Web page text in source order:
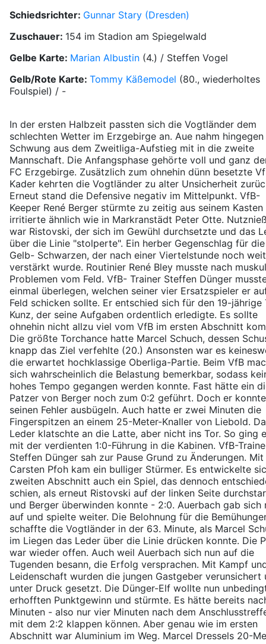
Schiedsrichter: Gunnar Stary (Dresden)
Zuschauer: 154 im Stadion am Spiegelwald
Gelbe Karte: Marian Albustin (4.) / Steffen Vogel
Gelb/Rote Karte: Tommy Käßemodel (80., wiederholtes
Foulspiel) / -
In der ersten Halbzeit passten sich die Vogtländer dem
schlechten Wetter im Erzgebirge an. Aue nahm
Schwung aus dem Zweitliga-Aufstieg mit in die zweite
Mannschaft. Die Anfangsphase gehörte voll und ganz
FC Erzgebirge. Zusätzlich zum ohnehin dünn besetzte
Kader kehrten die Vogtländer zu alter Unsicherheit
Erneut stand die Defensive negativ im Mittelpunkt. VfB-
Keeper René Berger stürmte zu zeitig aus seinem Kasten
irritierte ähnlich wie in Markranstädt Peter Otte.
war Ristovski, der sich im Gewühl durchsetzte und das
über die Linie "stolperte". Ein herber Gegenschlag für die
Gelb- Schwarzen, der nach einer Viertelstunde noch
verstärkt wurde. Routinier René Bley musste nach
Problemen vom Feld. VfB- Trainer Steffen Dünger
einmal überlegen, welchen seiner vier Ersatzspieler er
Feld schicken sollte. Er entschied sich für den 19-jährige
Kunz, der seine Aufgaben ordentlich erledigte. Es sollte
ohnehin nicht allzu viel vom VfB im ersten Abschnitt
Die größte Torchance hatte Marcel Schuch, dessen
knapp das Ziel verfehlte (20.) Ansonsten war es
die erwartet hochklassige Oberliga-Partie. Beim VfB
sich wahrscheinlich die Belastung bemerkbar, sodass
hohes Tempo gegangen werden konnte. Fast hätte ein
Patzer von Berger noch zum 0:2 geführt. Doch er konnte
seinen Fehler ausbügeln. Auch hatte er zwei Minuten die
Fingerspitzen an einem 25-Meter-Knaller von Liebold.
Leder klatschte an die Latte, aber nicht ins Tor. So ging
mit der verdienten 1:0-Führung in die Kabinen. VfB-
Steffen Dünger sah zur Pause Grund zu Änderungen. Mit
Carsten Pfoh kam ein bulliger Stürmer. Es entwickelte
zweiten Abschnitt auch ein Spiel, das dennoch
schien, als erneut Ristovski auf der linken Seite
und Berger überwinden konnte - 2:0. Auerbach gab sich
auf und spielte weiter. Die Belohnung für die
schaffte die Vogtländer in der 63. Minute, als Marcel
im Liegen das Leder über die Linie drücken konnte. Die
war wieder offen. Auch weil Auerbach sich nun auf die
Tugenden besann, die Erfolg versprachen. Mit Kampf
Leidenschaft wurden die jungen Gastgeber verunsichert
unter Druck gesetzt. Die Dünger-Elf wollte nun
erhofften Punktgewinn und stürmte. Es hätte bereits
Minuten - also nur vier Minuten nach dem
mit dem 2:2 klappen können. Aber genau wie im ersten
Abschnitt war Aluminium im Weg. Marcel Dressels 20-